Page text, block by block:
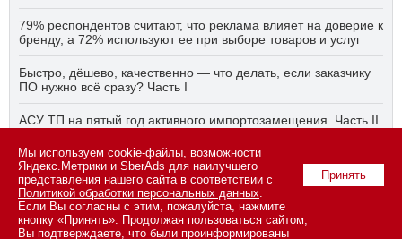
79% респондентов считают, что реклама влияет на доверие к
бренду, а 72% используют ее при выборе товаров и услуг
Быстро, дёшево, качественно — что делать, если заказчику
ПО нужно всё сразу? Часть I
АСУ ТП на пятый год активного импортозамещения. Часть II
Бесперебойность уходит в облако? Часть II
© 2026 ООО «СК ПРЕСС».Политика конфиденциальности
персональных данных,информация об авторских правах и порядке
использования материалов сайта
Принять
Мы используем cookie-файлы, возможности
Яндекс.Метрики и SberAds для наилучшего
представления нашего сайта в соответствии с
Политикой обработки персональных данных.
Если Вы согласны с этим, пожалуйста, нажмите
кнопку «Принять». Продолжая пользоваться сайтом,
Вы подтверждаете, что были проинформированы